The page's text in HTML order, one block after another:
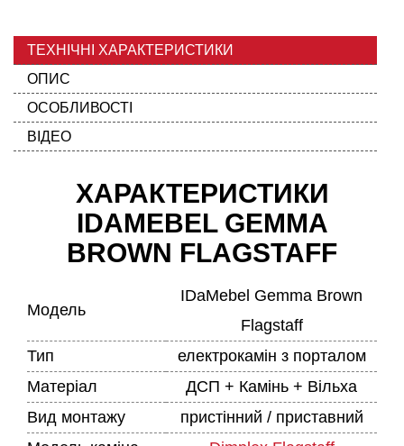
ТЕХНІЧНІ ХАРАКТЕРИСТИКИ
ОПИС
ОСОБЛИВОСТІ
ВІДЕО
ХАРАКТЕРИСТИКИ
IDAMEBEL GEMMA
BROWN FLAGSTAFF
Модель
IDaMebel Gemma Brown
Flagstaff
Тип
електрокамін з порталом
Матеріал
ДСП + Камінь + Вільха
Вид монтажу
пристінний / приставний